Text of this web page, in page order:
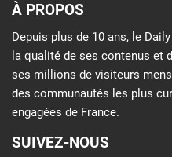
À PROPOS
Depuis plus de 10 ans, le
la qualité de ses contenus et
ses millions de visiteurs
des communautés les plus
engagées de France.
SUIVEZ-NOUS